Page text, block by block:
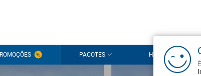
PACOTES HOTÉIS